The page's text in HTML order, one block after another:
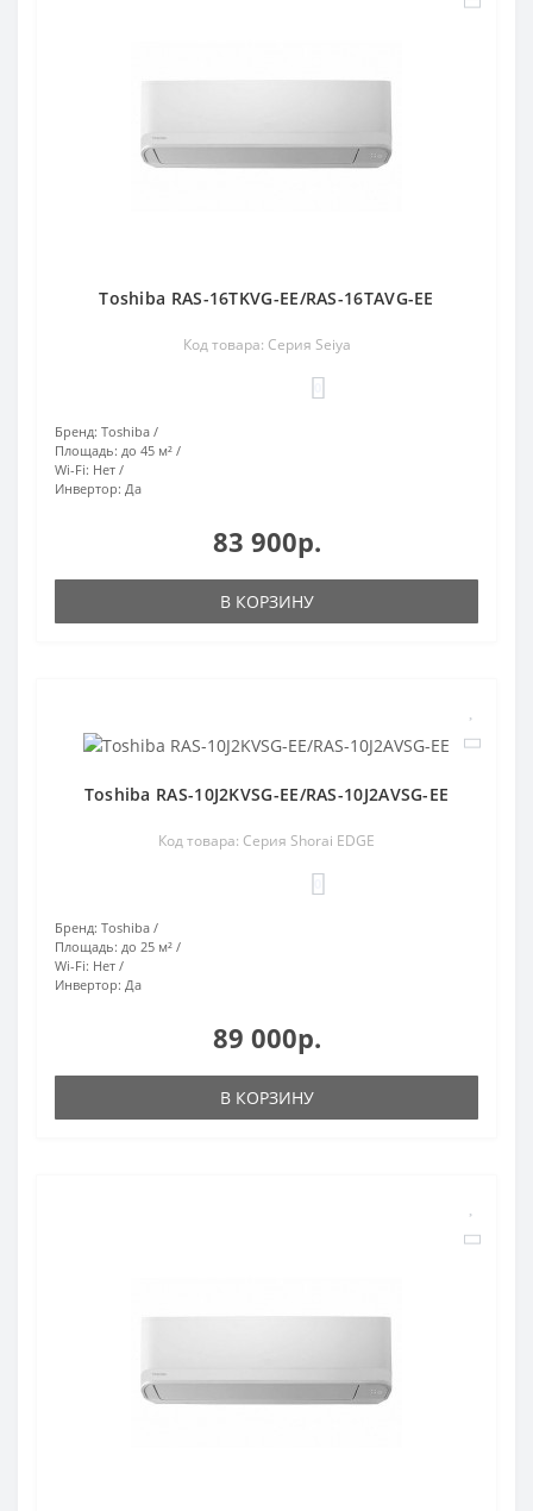
Toshiba RAS-16TKVG-EE/RAS-16TAVG-EE
Код товара: Серия Seiya
Бренд: Toshiba
Площадь: до 45 м²
Wi-Fi: Нет
Инвертор: Да
83 900р.
В КОРЗИНУ
Toshiba RAS-10J2KVSG-EE/RAS-10J2AVSG-EE
Код товара: Серия Shorai EDGE
Бренд: Toshiba
Площадь: до 25 м²
Wi-Fi: Нет
Инвертор: Да
89 000р.
В КОРЗИНУ